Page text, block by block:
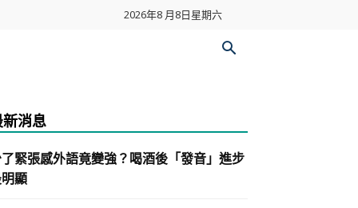
2026年8 月8日星期六
新消息
緊張感外語竟變強？喝酒後「發音」進步
顯